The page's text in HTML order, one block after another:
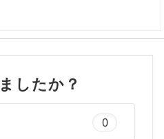
したか？
0